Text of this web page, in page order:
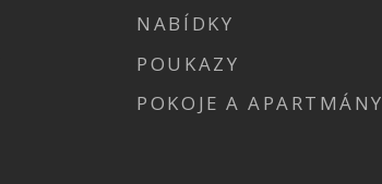
NABÍDKY
POUKAZY
POKOJE A APARTMÁNY